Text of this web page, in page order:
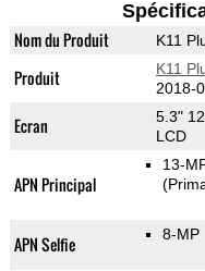
Nom du Produit K11
Produit K11
2018-
Ecran
5.3"
LCD
APN Principal
13-
APN Selfie 8-MP